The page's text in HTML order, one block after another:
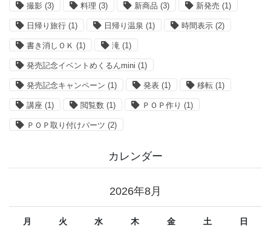
撮影 (3) 料理 (3) 新商品 (3) 新発売 (1)
日帰り旅行 (1) 日帰り温泉 (1) 時間表示 (2)
書き消しＯＫ (1) 滝 (1)
発売記念イベントめくるんmini (1)
発売記念キャンペーン (1) 発表 (1) 移転 (1)
講座 (1) 閲覧数 (1) ＰＯＰ作り (1)
ＰＯＰ取り付けパーツ (2)
カレンダー
2026年8月
月 火 水 木 金 土 日